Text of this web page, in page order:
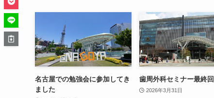
名古屋での勉強会に参加してき
ました
歯周外科セミナー最終回
2026年3月31日